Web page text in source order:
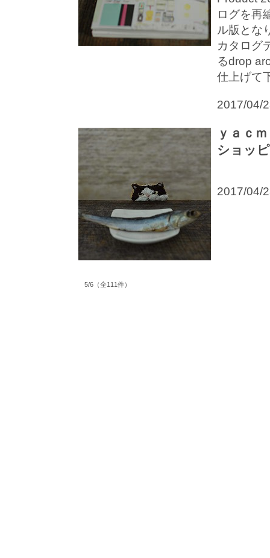
ログを再
ル版とな
カタログ
るdrop
仕上げて
2017/04/
ｙａｃ
ショッ
2017/04/
5/6（全111件）